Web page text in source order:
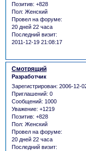
Позитив: +828
Пол: Женский
Провел на форуме:
20 дней 22 часа
Последний визит:
2011-12-19 21:08:17
Смотрящий
Разработчик
Зарегистрирован: 2006-12-
Приглашений: 0
Сообщений: 1000
Уважение: +1219
Позитив: +828
Пол: Женский
Провел на форуме:
20 дней 22 часа
Последний визит: